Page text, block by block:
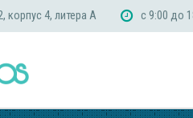
корпус 4, литера А с 9:00 до